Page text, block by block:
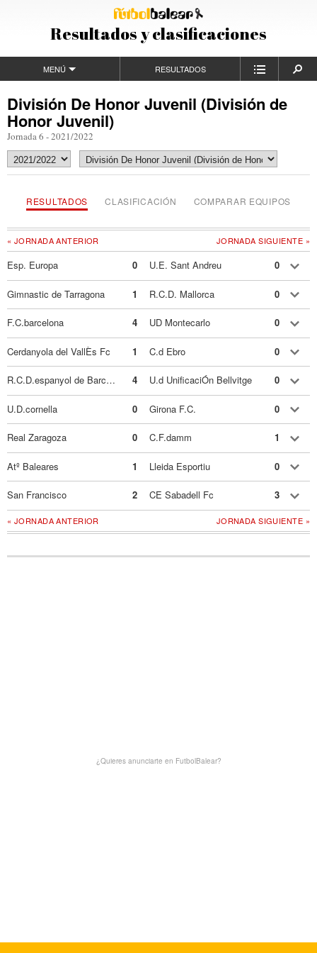
Resultados y clasificaciones
MENÚ RESULTADOS
División De Honor Juvenil (División de
Honor Juvenil)
Jornada 6 - 2021/2022
RESULTADOS CLASIFICACIÓN COMPARAR EQUIPOS
JORNADA SIGUIENTE »
« JORNADA ANTERIOR
Esp. Europa 0 U.E. Sant Andreu 0
Gimnastic de Tarragona 1 R.C.D. Mallorca 0
F.C.barcelona 4 UD Montecarlo 0
Cerdanyola del VallÈs Fc 1 C.d Ebro 0
R.C.D.espanyol de Barcelona 4 U.d UnificaciÓn Bellvitge 0
U.D.cornella 0 Girona F.C. 0
Real Zaragoza 0 C.F.damm 1
Atº Baleares 1 Lleida Esportiu 0
San Francisco 2 CE Sabadell Fc 3
JORNADA SIGUIENTE »
« JORNADA ANTERIOR
¿Quieres anunciarte en FutbolBalear?